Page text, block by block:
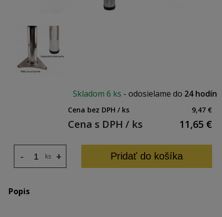
Skladom 6 ks - odosielame do 24 hodín
Cena bez DPH / ks 9,47 €
Cena s DPH / ks 11,65 €
ks +
- Pridať do košíka
Popis